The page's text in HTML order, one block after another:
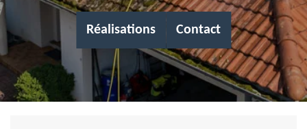
Réalisations Contact